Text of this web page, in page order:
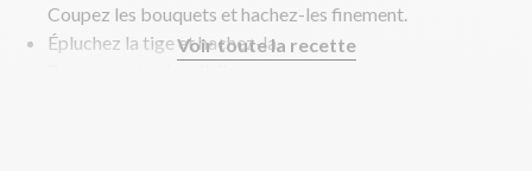
Coupez les bouquets et hachez-les finement.
Épluchez la tige et hachez-la.
Voir toute la recette